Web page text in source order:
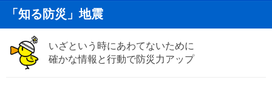
「知る防災」地震
いざという時にあわてないために
確かな情報と行動で防災力アップ